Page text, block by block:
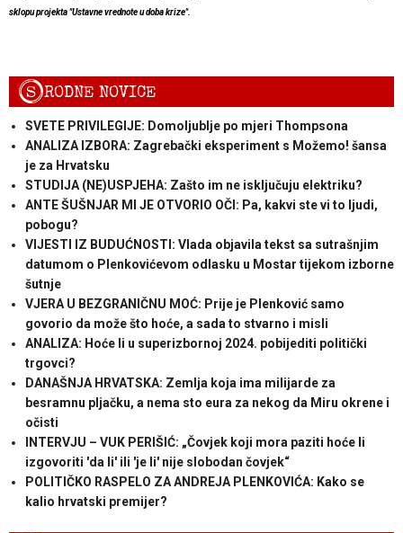
sklopu projekta "Ustavne vrednote u doba krize".
SRODNE NOVICE
SVETE PRIVILEGIJE: Domoljublje po mjeri Thompsona
ANALIZA IZBORA: Zagrebački eksperiment s Možemo! šansa
je za Hrvatsku
STUDIJA (NE)USPJEHA: Zašto im ne isključuju elektriku?
ANTE ŠUŠNJAR MI JE OTVORIO OČI: Pa, kakvi ste vi to ljudi,
pobogu?
VIJESTI IZ BUDUĆNOSTI: Vlada objavila tekst sa sutrašnjim
datumom o Plenkovićevom odlasku u Mostar tijekom izborne
šutnje
VJERA U BEZGRANIČNU MOĆ: Prije je Plenković samo
govorio da može što hoće, a sada to stvarno i misli
ANALIZA: Hoće li u superizbornoj 2024. pobijediti politički
trgovci?
DANAŠNJA HRVATSKA: Zemlja koja ima milijarde za
besramnu pljačku, a nema sto eura za nekog da Miru okrene i
očisti
INTERVJU – VUK PERIŠIĆ: „Čovjek koji mora paziti hoće li
izgovoriti 'da li' ili 'je li' nije slobodan čovjek“
POLITIČKO RASPELO ZA ANDREJA PLENKOVIĆA: Kako se
kalio hrvatski premijer?